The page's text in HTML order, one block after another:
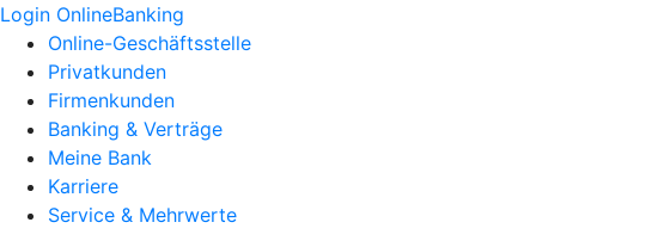
Login OnlineBanking
Online-Geschäftsstelle
Privatkunden
Firmenkunden
Banking & Verträge
Meine Bank
Karriere
Service & Mehrwerte